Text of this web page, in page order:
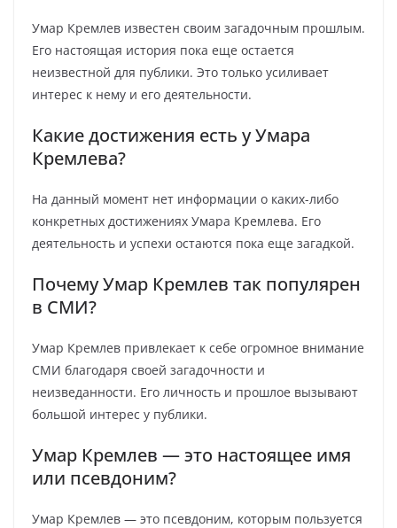
Умар Кремлев известен своим загадочным прошлым.
Его настоящая история пока еще остается
неизвестной для публики. Это только усиливает
интерес к нему и его деятельности.
Какие достижения есть у Умара
Кремлева?
На данный момент нет информации о каких-либо
конкретных достижениях Умара Кремлева. Его
деятельность и успехи остаются пока еще загадкой.
Почему Умар Кремлев так популярен
в СМИ?
Умар Кремлев привлекает к себе огромное внимание
СМИ благодаря своей загадочности и
неизведанности. Его личность и прошлое вызывают
большой интерес у публики.
Умар Кремлев — это настоящее имя
или псевдоним?
Умар Кремлев — это псевдоним, которым пользуется